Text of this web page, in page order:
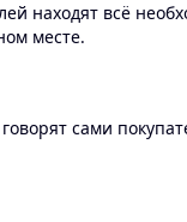
находят всё
месте.
сами